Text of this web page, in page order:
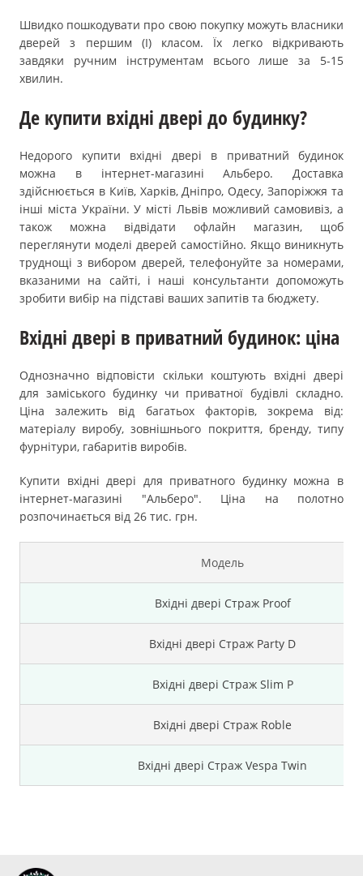
Швидко пошкодувати про свою покупку можуть власники
дверей з першим (І) класом. Їх легко відкривають
завдяки ручним інструментам всього лише за 5-15
хвилин.
Де купити вхідні двері до будинку?
Недорого купити вхідні двері в приватний будинок
можна в інтернет-магазині Альберо. Доставка
здійснюється в Київ, Харків, Дніпро, Одесу, Запоріжжя та
інші міста України. У місті Львів можливий самовивіз, а
також можна відвідати офлайн магазин, щоб
переглянути моделі дверей самостійно. Якщо виникнуть
труднощі з вибором дверей, телефонуйте за номерами,
вказаними на сайті, і наші консультанти допоможуть
зробити вибір на підставі ваших запитів та бюджету.
Вхідні двері в приватний будинок: ціна
Однозначно відповісти скільки коштують вхідні двері
для заміського будинку чи приватної будівлі складно.
Ціна залежить від багатьох факторів, зокрема від:
матеріалу виробу, зовнішнього покриття, бренду, типу
фурнітури, габаритів виробів.
Купити вхідні двері для приватного будинку можна в
інтернет-магазині "Альберо". Ціна на полотно
розпочинається від 26 тис. грн.
Модель
Вхідні двері Страж Proof
Вхідні двері Страж Party D
Вхідні двері Страж Slim P
Вхідні двері Страж Roble
Вхідні двері Страж Vespa Twin